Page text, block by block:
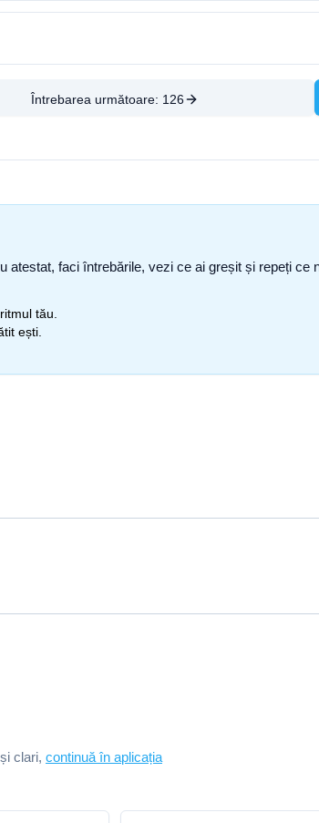
Întrebarea următoare: 126
atestat, faci întrebările, vezi ce ai greșit și repeți
tău.
ești.
clari, continuă în aplicația